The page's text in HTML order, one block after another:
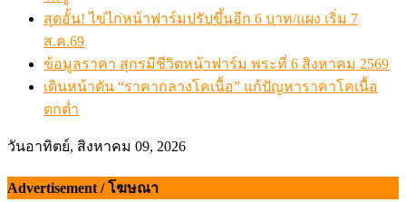
สุดอั้น! ไข่ไก่หน้าฟาร์มปรับขึ้นอีก 6 บาท/แผง เริ่ม 7
ส.ค.69
ข้อมูลราคา สุกรมีชีวิตหน้าฟาร์ม พระที่ 6 สิงหาคม 2569
เดินหน้าดัน “ราคากลางโคเนื้อ” แก้ปัญหาราคาโคเนื้อ
ตกต่ำ
วันอาทิตย์, สิงหาคม 09, 2026
Advertisement / โฆษณา